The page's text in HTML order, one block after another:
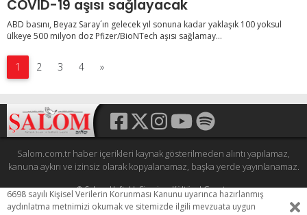
COVID-19 aşısı sağlayacak
ABD basını, Beyaz Saray´ın gelecek yıl sonuna kadar yaklaşık 100 yoksul
ülkeye 500 milyon doz Pfizer/BioNTech aşısı sağlamay...
1 2 3 4 »
Salom.com.tr haber içerikleri kaynak gösterilmeden alıntı yapılamaz,
kanuna aykırı ve izinsiz olarak kopyalanamaz, başka yerde yayınlanamaz.
© Şalom Haftalık Siyasi ve Kültürel Gazete
Tüm hakları saklıdır.
HEWESO
6698 sayılı Kişisel Verilerin Korunması Kanunu uyarınca hazırlanmış
aydınlatma metnimizi okumak ve sitemizde ilgili mevzuata uygun